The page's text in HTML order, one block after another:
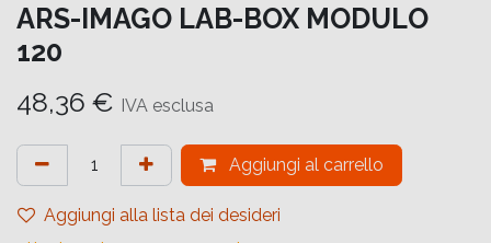
ARS-IMAGO LAB-BOX MODULO
120
48,36 € IVA esclusa
Aggiungi al carrello
Aggiungi alla lista dei desideri